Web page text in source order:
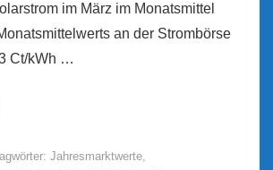
im März im Monatsmittel
an der Strombörse
Ct/kWh …
Jahresmarktwerte,